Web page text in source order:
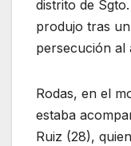
distrito de
produjo tras
persecución al
Rodas, en el
estaba
Ruiz (28),